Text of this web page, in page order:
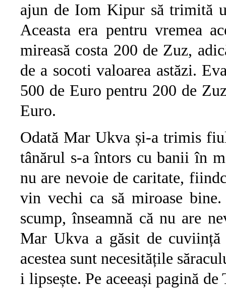
ajun de Iom Kipur să trimită
Aceasta era pentru vremea
mireasă costa 200 de Zuz,
de a socoti valoarea astăzi.
500 de Euro pentru 200 de
Euro.
Odată Mar Ukva și-a trimis
tânărul s-a întors cu banii în
nu are nevoie de caritate,
vin vechi ca să miroase
scump, înseamnă că nu are
Mar Ukva a găsit de cuviință
acestea sunt necesitățile
i lipsește. Pe aceeași pagină